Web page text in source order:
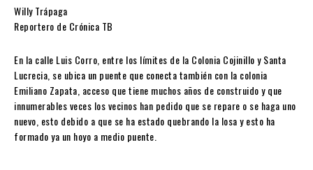
Willy Trápaga
Reportero de Crónica TB
En la calle Luis Corro, entre los límites de la Colonia Cojinillo y Santa
Lucrecia, se ubica un puente que conecta también con la colonia
Emiliano Zapata, acceso que tiene muchos años de construido y que
innumerables veces los vecinos han pedido que se repare o se haga uno
nuevo, esto debido a que se ha estado quebrando la losa y esto ha
formado ya un hoyo a medio puente.